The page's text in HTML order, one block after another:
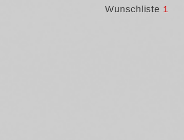
Wunschliste 1